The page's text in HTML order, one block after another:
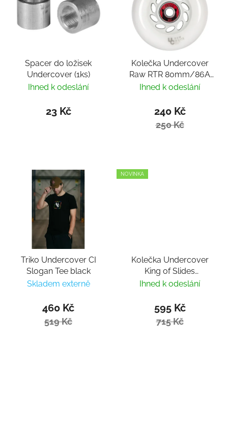
Spacer do ložisek
Undercover (1ks)
Ihned k odeslání
23 Kč
Kolečka Undercover
Raw RTR 80mm/86A
(1ks) s ložisky WCD
Ihned k odeslání
240 Kč
250 Kč
Triko Undercover CI
Slogan Tee black
Skladem externě
460 Kč
519 Kč
NOVINKA
Kolečka Undercover
King of Slides
76mm/90A (4ks)
Ihned k odeslání
595 Kč
715 Kč